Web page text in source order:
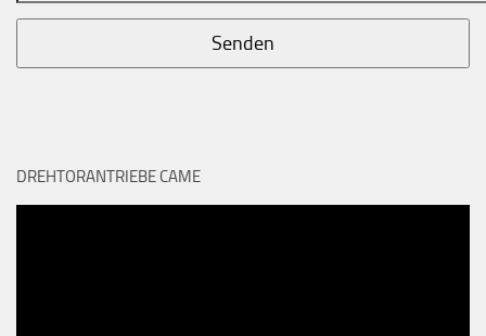
DREHTORANTRIEBE CAME